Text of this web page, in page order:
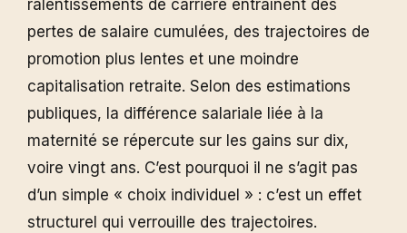
ralentissements de carrière entraînent des
pertes de salaire cumulées, des trajectoires de
promotion plus lentes et une moindre
capitalisation retraite. Selon des estimations
publiques, la différence salariale liée à la
maternité se répercute sur les gains sur dix,
voire vingt ans. C’est pourquoi il ne s’agit pas
d’un simple « choix individuel » : c’est un effet
structurel qui verrouille des trajectoires.